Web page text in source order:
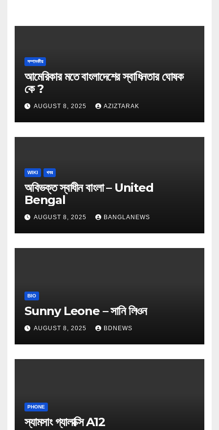
সম্পাদকীয়
আমেরিকার মতে বাংলাদেশের স্বাধিনতার ঘোষক
কে ?
AUGUST 8, 2025 AZIZTARAK
WIKI খবর
অবিভক্ত স্বাধীন বাংলা – United
Bengal
AUGUST 8, 2025 BANGLANEWS
BIO
Sunny Leone – সানি লিওন
AUGUST 8, 2025 BDNEWS
PHONE
স্যামসাং গ্যালাক্সি A12